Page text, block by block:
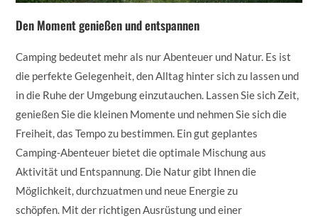
Den Moment genießen und entspannen
Camping bedeutet mehr als nur Abenteuer und Natur. Es ist
die perfekte Gelegenheit, den Alltag hinter sich zu lassen und
in die Ruhe der Umgebung einzutauchen. Lassen Sie sich Zeit,
genießen Sie die kleinen Momente und nehmen Sie sich die
Freiheit, das Tempo zu bestimmen. Ein gut geplantes
Camping-Abenteuer bietet die optimale Mischung aus
Aktivität und Entspannung. Die Natur gibt Ihnen die
Möglichkeit, durchzuatmen und neue Energie zu
schöpfen. Mit der richtigen Ausrüstung und einer